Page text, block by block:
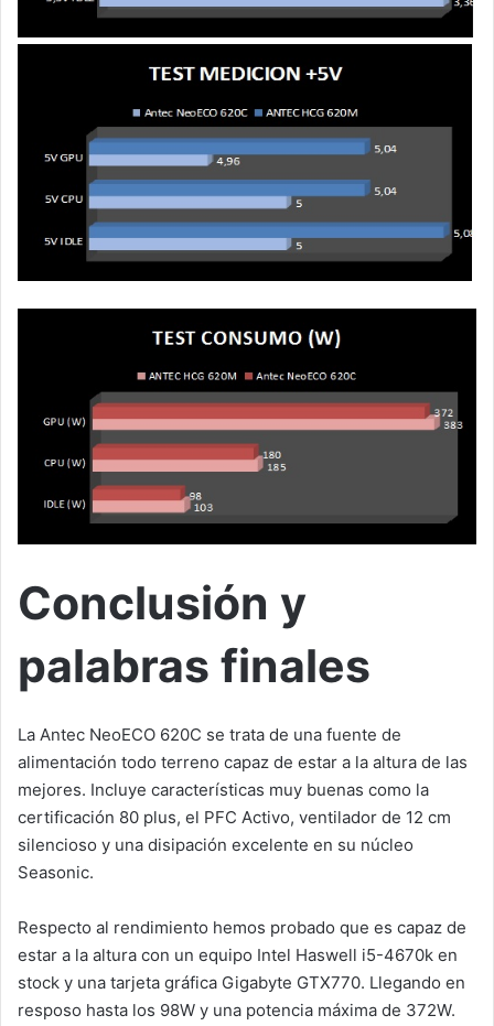
Conclusión y
palabras finales
La Antec NeoECO 620C se trata de una fuente de
alimentación todo terreno capaz de estar a la altura de las
mejores. Incluye características muy buenas como la
certificación 80 plus, el PFC Activo, ventilador de 12 cm
silencioso y una disipación excelente en su núcleo
Seasonic.
Respecto al rendimiento hemos probado que es capaz de
estar a la altura con un equipo Intel Haswell i5-4670k en
stock y una tarjeta gráfica Gigabyte GTX770. Llegando en
resposo hasta los 98W y una potencia máxima de 372W.